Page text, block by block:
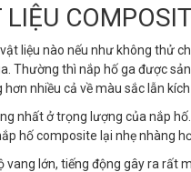
liệu nào nếu như không thử
Thường thì nắp hố ga được
nhiều cả về màu sắc lẫn
nhất ở trọng lượng của nắp
hố composite lại nhẹ nhàng
vang lớn, tiếng động gây ra rất